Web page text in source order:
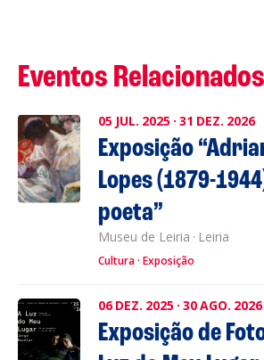
Eventos Relacionados
05 JUL. 2025 · 31 DEZ. 2026
Exposição
Lopes (1879-
poeta”
Museu de Leiria · Leiria
Cultura Exposição
06 DEZ. 2025 · 30AGO. 2026
Exposição de